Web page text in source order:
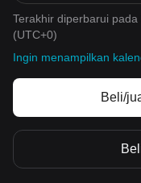
Terakhir diperbarui
(UTC+0)
Ingin menampilkan
Beli/